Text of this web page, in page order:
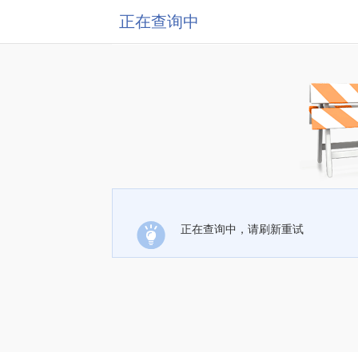
正在查询中
正在查询中，请刷新重试